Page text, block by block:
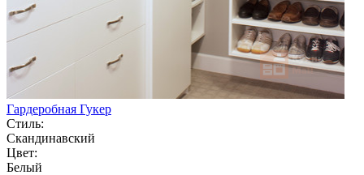
Гардеробная Гукер
Стиль:
Скандинавский
Цвет:
Белый